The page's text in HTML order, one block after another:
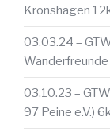
Kronshagen
03.03.24 –
Wanderfreunde
03.10.23 –
97 Peine e.V.)